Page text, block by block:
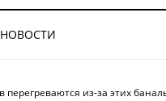
перегреваются из-за этих